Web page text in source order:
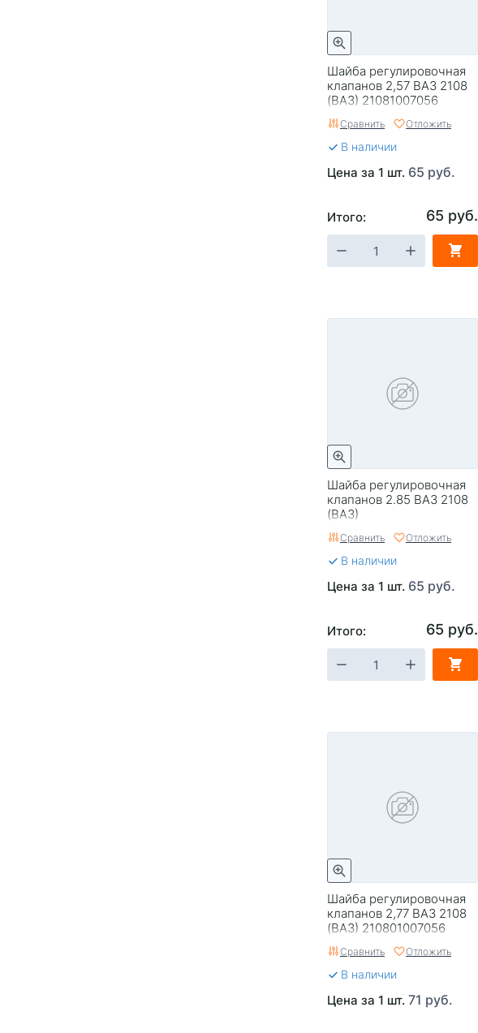
Шайба регулировочная
клапанов 2,57 ВАЗ 2108
(ВАЗ) 21081007056
Сравнить Отложить
В наличии
Цена за 1 шт. 65 руб.
Итого: 65 руб.
Шайба регулировочная
клапанов 2.85 ВАЗ 2108
(ВАЗ)
Сравнить Отложить
В наличии
Цена за 1 шт. 65 руб.
Итого: 65 руб.
Шайба регулировочная
клапанов 2,77 ВАЗ 2108
(ВАЗ) 210801007056
Сравнить Отложить
В наличии
Цена за 1 шт. 71 руб.